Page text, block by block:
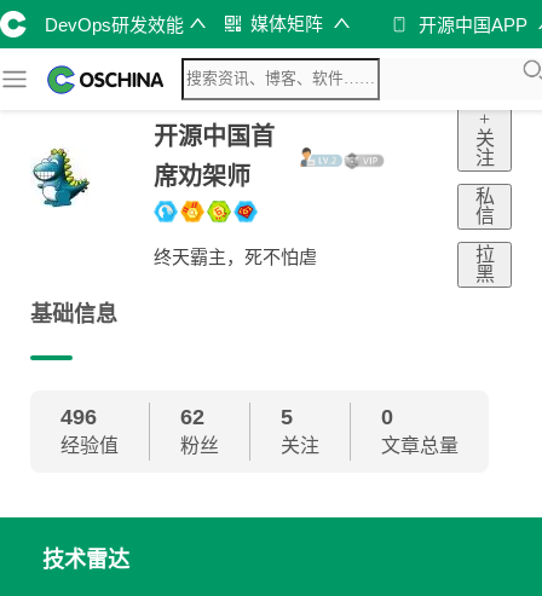
DevOps研发效能 媒体矩阵 开源中国APP
开源中国首
席劝架师
终天霸主，死不怕虐
+
关
注
私
信
拉
黑
基础信息
496
经验值
62
粉丝
5
关注
0
文章总量
技术雷达